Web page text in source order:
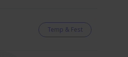
Temp & Fest